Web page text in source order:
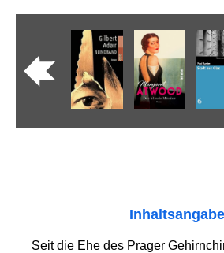
Inhaltsangabe
Seit die Ehe des Prager